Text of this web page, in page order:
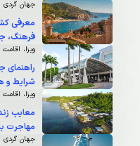
جهان گردی
معرفی
فرهنگ،
ویزا،
راهنمای
شرایط و
ویزا،
مهاجرت
جهان گردی